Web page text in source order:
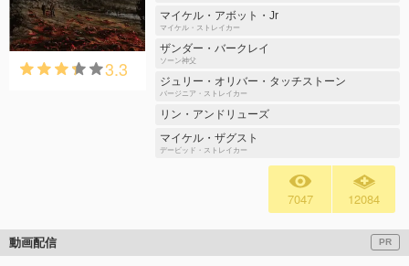
3.3
マイケル・アボット・Jr
マイケル・ストレイカー
ザンダー・バークレイ
ソーン神父
ジュリー・オリバー・タッチストーン
バージニア・ストレイカー
リン・アンドリューズ
マイケル・ザグスト
デービッド・ストレイカー
7047 12084
動画配信 PR